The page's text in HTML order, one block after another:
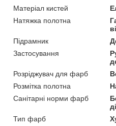
Матеріал кистей
Натяжка полотна
Підрамник
Застосування
Розріджувач для фарб
Розмітка полотна
Санітарні норми фарб
Тип фарб